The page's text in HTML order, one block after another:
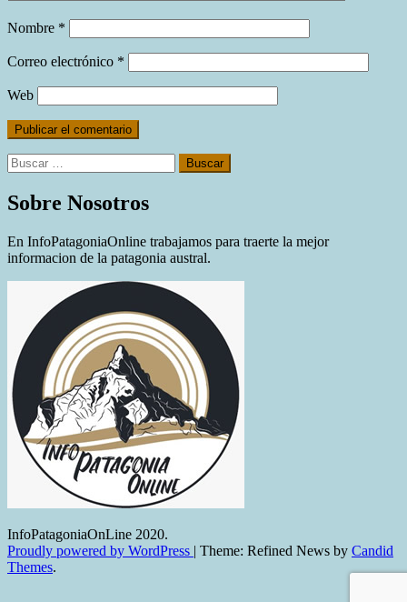
Nombre *
Correo electrónico *
Web
Buscar:
Sobre Nosotros
En InfoPatagoniaOnline trabajamos para traerte la mejor
informacion de la patagonia austral.
InfoPatagoniaOnLine 2020.
Proudly powered by WordPress | Theme: Refined News by Candid
Themes.